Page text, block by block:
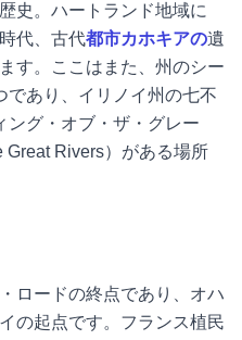
史。ハートランド地域に
代、古代都市カホキアの遺
す。ここはまた、州のシー
であり、イリノイ州の七不
ング・オブ・ザ・グレー
Great Rivers）がある場所
ロードの終点であり、オハ
の起点です。フランス植民